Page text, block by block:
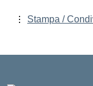
Stampa /